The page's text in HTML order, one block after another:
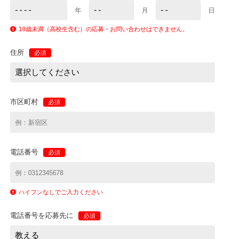
年 月 日
18歳未満（高校生含む）の応募・お問い合わせはできません。
住所 必須
市区町村 必須
電話番号 必須
ハイフンなしでご入力ください
電話番号を応募先に 必須